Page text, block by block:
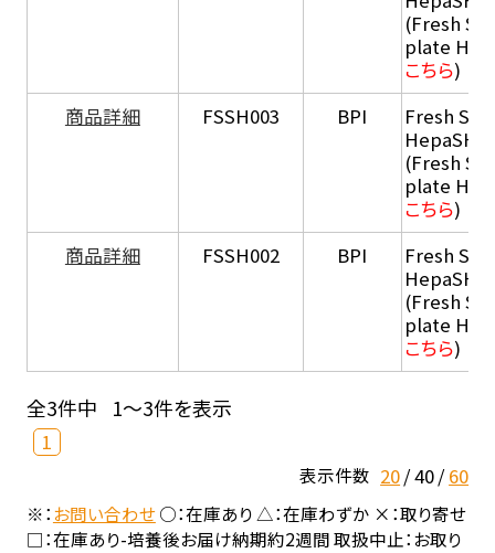
(Fresh
plate
こちら)
商品詳細
FSSH003 BPI
Fresh
HepaSH®
(Fresh
plate
こちら)
商品詳細
FSSH002 BPI
Fresh
HepaSH®
(Fresh
plate
こちら)
全3件中 1～3件を表示
1
表示件数 20 40 60
※：お問い合わせ○：在庫あり △：在庫わずか ×：取り寄せ
□：在庫あり-培養後お届け納期約2週間 取扱中止：お取り